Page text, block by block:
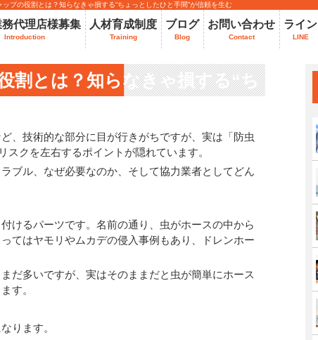
プの役割とは？知らなきゃ損する“ちょっとしたひと手間”が信頼を生む
代理店様募集
Introduction
人材育成制度
Training
ブログ
Blog
お問い合わせ
Contact
ライン
LINE
割とは？知らなきゃ損する“ち
、技術的な部分に目が行きがちですが、実は「防虫
クを左右するポイントが隠れています。
ブル、なぜ必要なのか、そして協力業者としてどん
けるパーツです。名前の通り、虫がホースの中から
てはヤモリやムカデの侵入事例もあり、ドレンホー
だ多いですが、実はそのままだと虫が簡単にホース
す。
ります。